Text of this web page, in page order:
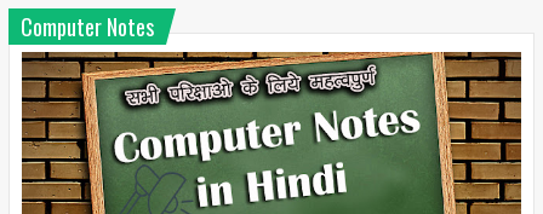
Computer Notes